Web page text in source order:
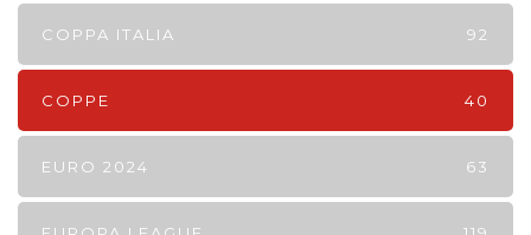
COPPA ITALIA 92
COPPE 40
EURO 2024 63